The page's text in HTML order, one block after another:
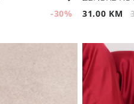
-30% 31.00 KM